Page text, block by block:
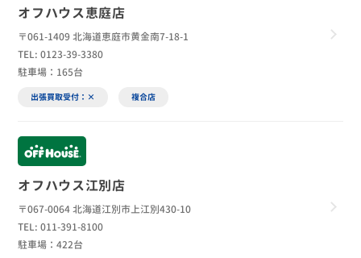
オフハウス恵庭店
〒061-1409 北海道恵庭市黄金南7-18-1
TEL: 0123-39-3380
駐車場：165台
出張買取受付：× 複合店
オフハウス江別店
〒067-0064 北海道江別市上江別430-10
TEL: 011-391-8100
駐車場：422台